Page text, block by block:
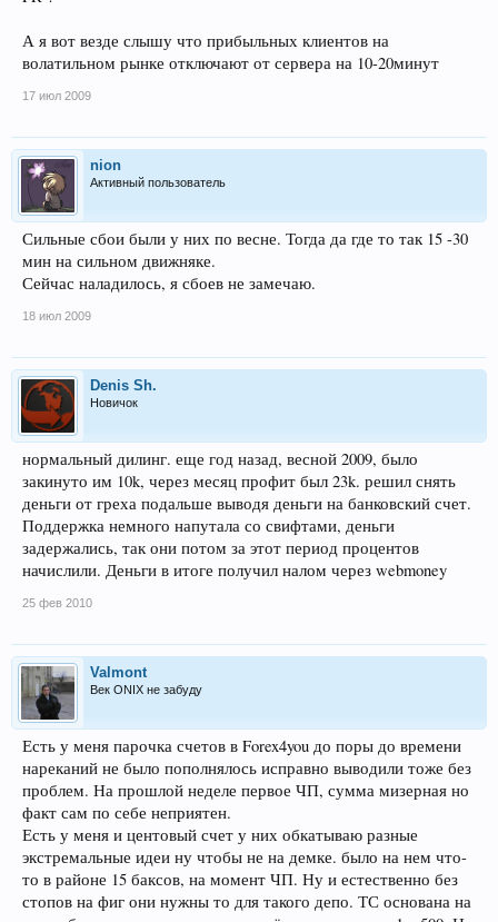
А я вот везде слышу что прибыльных клиентов на
волатильном рынке отключают от сервера на 10-20минут
17 июл 2009
nion
Активный пользователь
Сильные сбои были у них по весне. Тогда да где то так 15 -30
мин на сильном движняке.
Сейчас наладилось, я сбоев не замечаю.
18 июл 2009
Denis Sh.
Новичок
нормальный дилинг. еще год назад, весной 2009, было
закинуто им 10k, через месяц профит был 23k. решил снять
деньги от греха подальше выводя деньги на банковский счет.
Поддержка немного напутала со свифтами, деньги
задержались, так они потом за этот период процентов
начислили. Деньги в итоге получил налом через webmoney
25 фев 2010
Valmont
Век ONIX не забуду
Есть у меня парочка счетов в Forex4you до поры до времени
нареканий не было пополнялось исправно выводили тоже без
проблем. На прошлой неделе первое ЧП, сумма мизерная но
факт сам по себе неприятен.
Есть у меня и центовый счет у них обкатываю разные
экстремальные идеи ну чтобы не на демке. было на нем что-
то в районе 15 баксов, на момент ЧП. Ну и естественно без
стопов на фиг они нужны то для такого депо. ТС основана на